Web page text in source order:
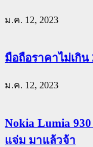
ม.ค. 12, 2023
มือถือราคาไม่เกิ
ม.ค. 12, 2023
Nokia Lumia
แจ่ม มาแล้วจ้า